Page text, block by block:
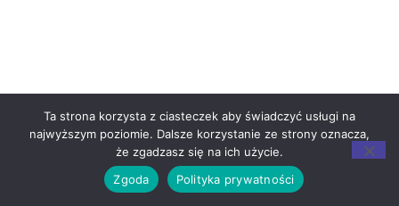
Ta strona korzysta z ciasteczek aby świadczyć usługi na
najwyższym poziomie. Dalsze korzystanie ze strony oznacza,
że zgadzasz się na ich użycie.
Zgoda
Polityka prywatności